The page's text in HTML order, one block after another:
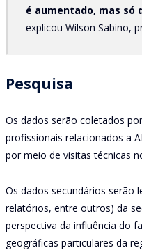
é aumentado, mas só
explicou Wilson Sabino,
Pesquisa
Os dados serão coletados
profissionais relacionados a
por meio de visitas técnicas
Os dados secundários serão
relatórios, entre outros) da
perspectiva da influência do
geográficas particulares da